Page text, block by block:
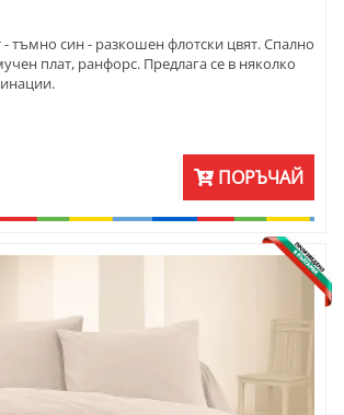
тъмно син - разкошен флотски цвят. Спално
плат, ранфорс. Предлага се в няколко
ПОРЪЧАЙ